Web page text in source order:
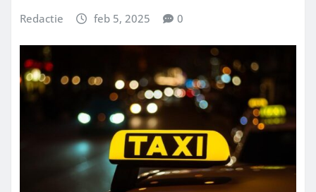
Redactie feb 5, 2025 0